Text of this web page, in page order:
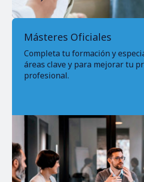
Másteres Oficiales
Completa tu formación y
áreas clave y para mejorar tu
profesional.
Imagen